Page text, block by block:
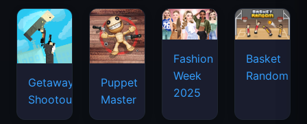
Getaway
Shootout
Puppet
Master
Fashion
Week
2025
Basket
Random